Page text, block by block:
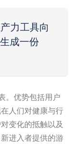
力工具向
成一份
。优势包括用户
人们对健康与行
变化的抵触以及
进入者提供的游